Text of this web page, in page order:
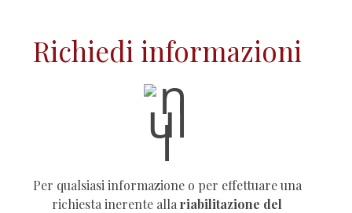
Richiedi informazioni
Per qualsiasi informazione o per effettuare una
richiesta inerente allariabilitazione del